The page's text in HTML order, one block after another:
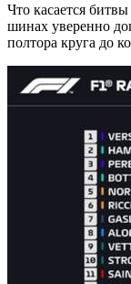
Что касается
шинах уверенно
полтора круга до